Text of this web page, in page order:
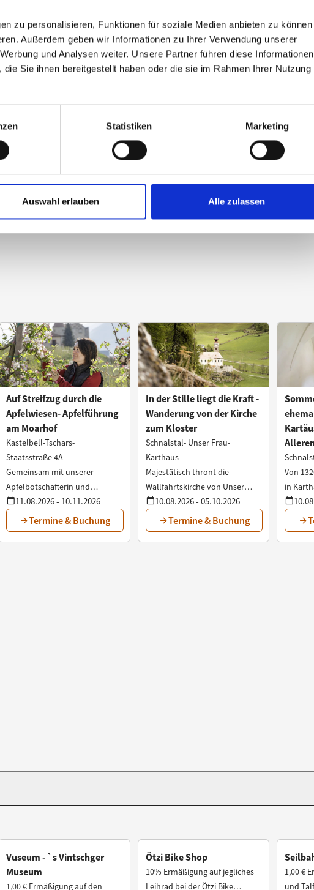
zu personalisieren, Funktionen für soziale Medien anbieten zu können
Außerdem geben wir Informationen zu Ihrer Verwendung unserer
und Analysen weiter. Unsere Partner führen diese Informationen
Sie ihnen bereitgestellt haben oder die sie im Rahmen Ihrer Nutzung
Statistiken Marketing
Auswahl erlauben Alle zulassen